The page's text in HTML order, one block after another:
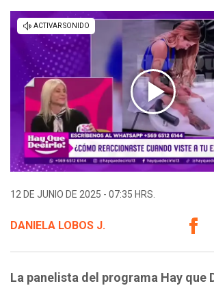
12 DE JUNIO DE 2025 - 07:35 HRS.
DANIELA LOBOS J.
La panelista del programa Hay que